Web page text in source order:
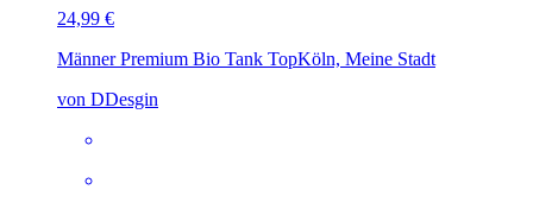
24,99 €
Männer Premium Bio Tank TopKöln, Meine Stadt
von DDesgin